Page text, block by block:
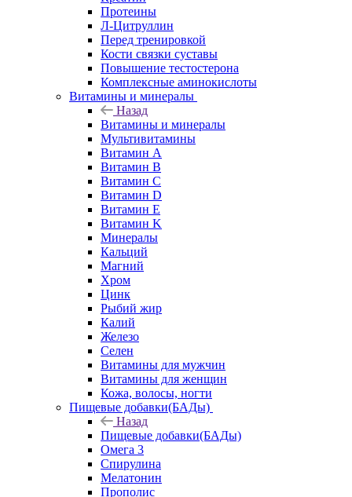
Протеины
Л-Цитруллин
Перед тренировкой
Кости связки суставы
Повышение тестостерона
Комплексные аминокислоты
Витамины и минералы
Назад
Витамины и минералы
Мультивитамины
Витамин A
Витамин B
Витамин C
Витамин D
Витамин E
Витамин K
Минералы
Кальций
Магний
Хром
Цинк
Рыбий жир
Калий
Железо
Селен
Витамины для мужчин
Витамины для женщин
Кожа, волосы, ногти
Пищевые добавки(БАДы)
Назад
Пищевые добавки(БАДы)
Омега 3
Спирулина
Мелатонин
Прополис